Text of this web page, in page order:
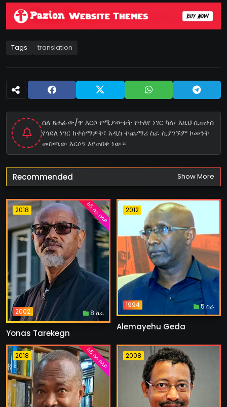
Tags translation
ስለ ጸሐፊው/ዋ እርሶ የሚያውቁት የተለየ ነገር ካለ፣ እዚህ ሲጠቀስ
የጎደለ ነገር ከተሰማዎት፣ አዲስ ተጨማሪ ስራ ሲያገኙም ኮመንት
መስጫው እርሶን እየጠበቀ ነው።
Recommended Show More
2018
2002 8 ስራ
ከ5 ስራ በላይ
Yonas Tarekegn
2012
1994 5 ስራ
Alemayehu Geda
2018 ከ5 ስራ በላይ 2008